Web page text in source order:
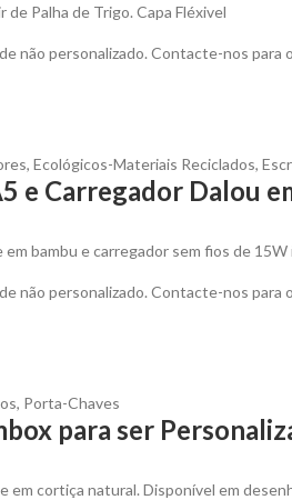
de Palha de Trigo. Capa Fléxivel
não personalizado. Contacte-nos
, Ecológicos-Materiais Reciclados,
e Carregador Dalou
bambu e carregador sem fios de
não personalizado. Contacte-nos
, Porta-Chaves
para ser
em cortiça natural. Disponível em